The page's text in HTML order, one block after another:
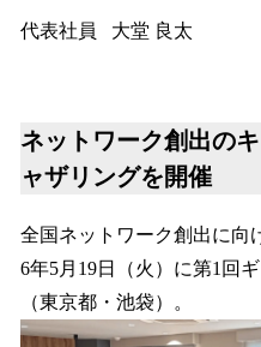
代表社員 大堂 良太
ネットワーク創出の
ャザリングを開催
全国ネットワーク創出に向
6年5月19日（火）に第1回
（東京都・池袋）。